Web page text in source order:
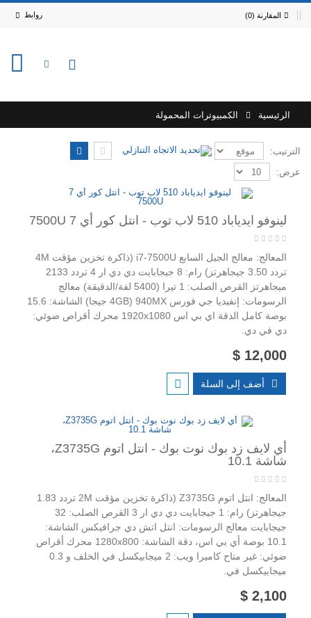
المقارنة (0) روابط
الرئيسية الكمبيوترات المحمولة
الترتيب:
عرض:
لينوفو ايدياباد 510 لاب توب - انتل كور أي 7 7500U
المعالج: معالج الجيل السابع i7-7500U (ذاكرة تخزين مؤقت 4M
تردد 3.50 جيجاهرتز) رام: 8 جيجابايت دي دي ار 4 تردد 2133
ميجاهرتز القرص الصلب: 1 تيرا (5400 لفة/الدقيقة) معالج
الرسومات: إنفيديا جي فورس 940MX (4GB جيجا) الشاشة: 15.6
بوصة كامل الدقة اي بي اس 1920x1080 محرك أقراص ضوئي:
دي في دي.
12,000 $
أضف إلى السلة
أي لايف زد بوك نوت بوك - انتل اتوم Z3735G،
شاشة 10.1
المعالج: انتل اتوم Z3735G (ذاكرة تخزين مؤقت 2M تردد 1.83
جيجاهرتز) رام: 1 جيجابايت دي دي ار 3 القرص الصلب: 32
جيجابايت معالج الرسومات: انتل اتش دي جرافيكس الشاشة:
10.1 بوصة أي بي اس، دقة الشاشة: 1280x800 محرك أقراص
ضوئي: غير متاح كاميرا ويب: 2 ميجابيكسل في الخلف و 0.3
ميجابيكسل في.
2,100 $